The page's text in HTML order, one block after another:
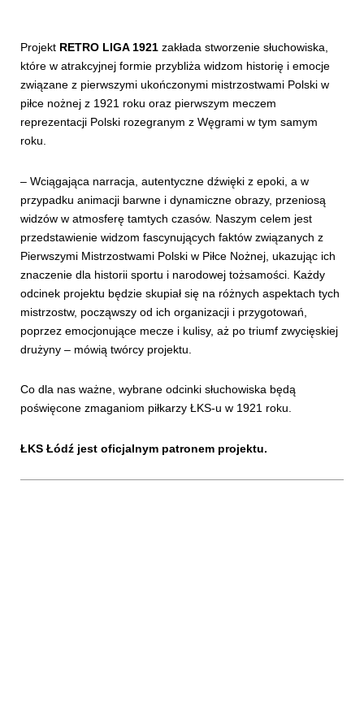
Projekt RETRO LIGA 1921 zakłada stworzenie słuchowiska,
które w atrakcyjnej formie przybliża widzom historię i emocje
związane z pierwszymi ukończonymi mistrzostwami Polski w
piłce nożnej z 1921 roku oraz pierwszym meczem
reprezentacji Polski rozegranym z Węgrami w tym samym
roku.
– Wciągająca narracja, autentyczne dźwięki z epoki, a w
przypadku animacji barwne i dynamiczne obrazy, przeniosą
widzów w atmosferę tamtych czasów. Naszym celem jest
przedstawienie widzom fascynujących faktów związanych z
Pierwszymi Mistrzostwami Polski w Piłce Nożnej, ukazując ich
znaczenie dla historii sportu i narodowej tożsamości. Każdy
odcinek projektu będzie skupiał się na różnych aspektach tych
mistrzostw, począwszy od ich organizacji i przygotowań,
poprzez emocjonujące mecze i kulisy, aż po triumf zwycięskiej
drużyny – mówią twórcy projektu.
Co dla nas ważne, wybrane odcinki słuchowiska będą
poświęcone zmaganiom piłkarzy ŁKS-u w 1921 roku.
ŁKS Łódź jest oficjalnym patronem projektu.